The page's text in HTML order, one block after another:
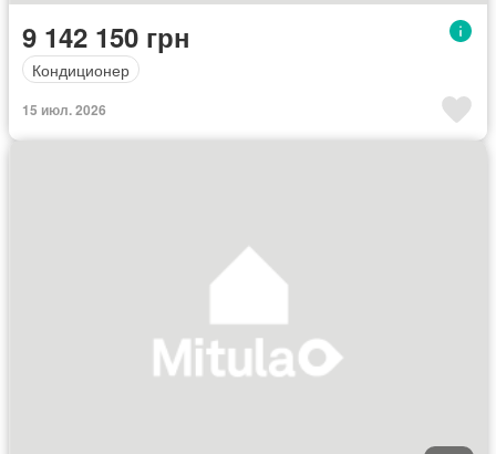
9 142 150 грн
Кондиционер
15 июл. 2026